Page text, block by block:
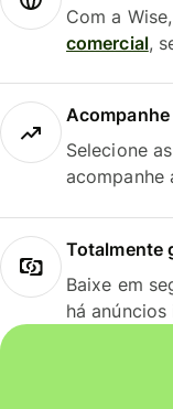
Com a
comercial,
Selecione
acompanhe
Totalmente
Baixe em
há anúncios